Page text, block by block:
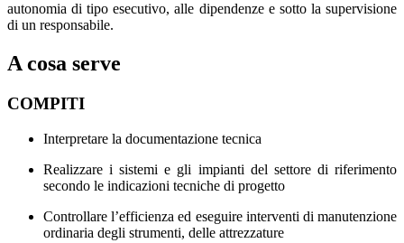
autonomia di tipo esecutivo, alle dipendenze e sotto la supervisione
di un responsabile.
A cosa serve
COMPITI
Interpretare la documentazione tecnica
Realizzare i sistemi e gli impianti del settore di riferimento
secondo le indicazioni tecniche di progetto
Controllare l’efficienza ed eseguire interventi di manutenzione
ordinaria degli strumenti, delle attrezzature